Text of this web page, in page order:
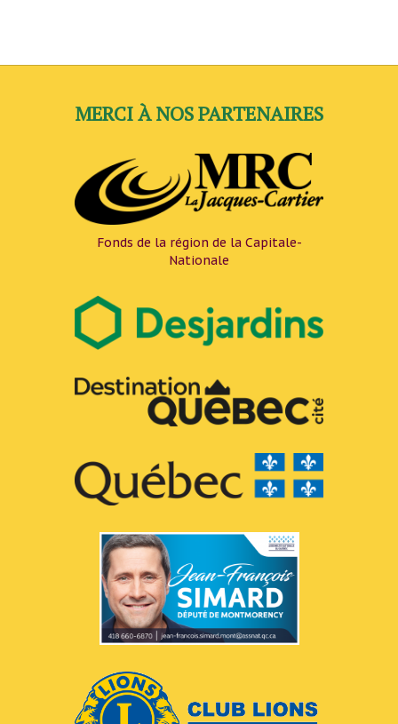
MERCI À NOS PARTENAIRES
Fonds de la région de la Capitale-
Nationale